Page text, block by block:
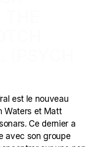
est le nouveau
Waters et Matt
Ce dernier a
avec son groupe